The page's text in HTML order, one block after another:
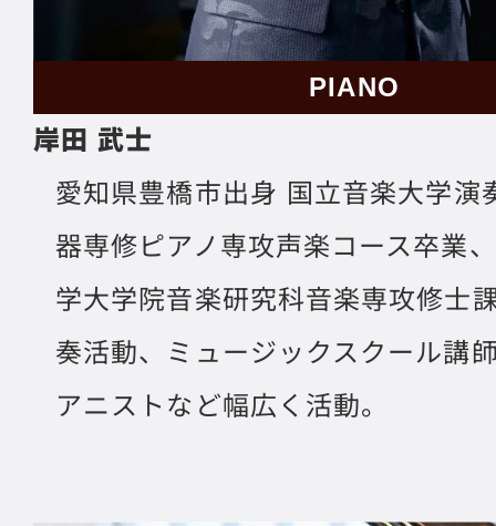
PIANO
岸田 武士
愛知県豊橋市出身 国立音楽大学演
器専修ピアノ専攻声楽コース卒業
学大学院音楽研究科音楽専攻修士
奏活動、ミュージックスクール講
アニストなど幅広く活動。